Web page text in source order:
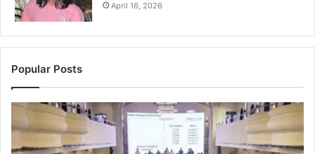
April 16, 2026
Popular Posts